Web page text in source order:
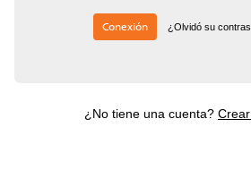
Conexión ¿Olvidó su
¿No tiene una cuenta?